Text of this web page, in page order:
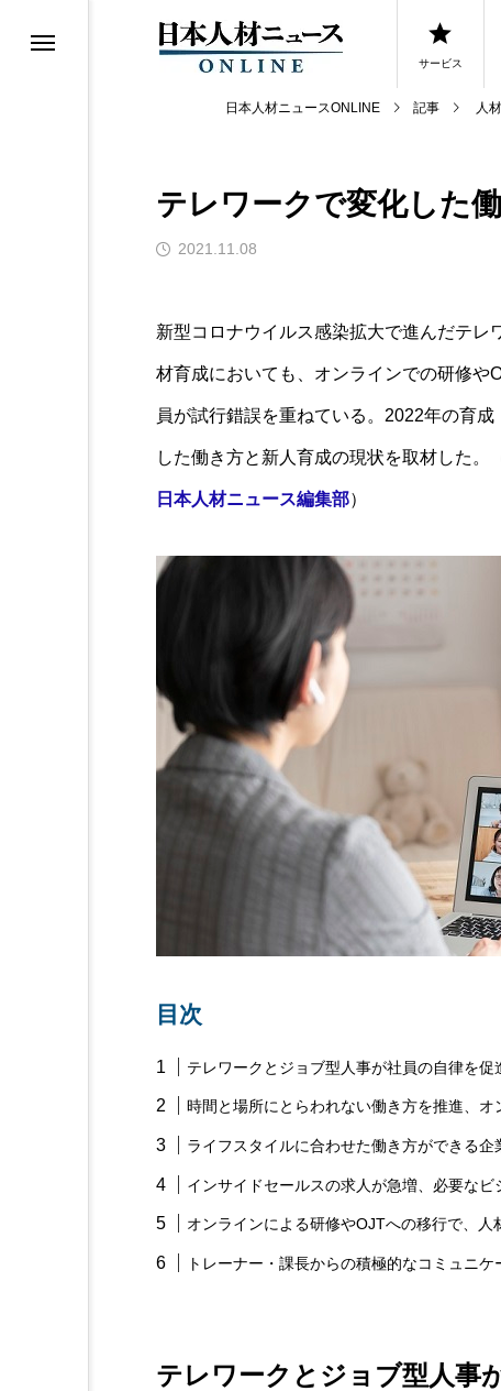
サービス
日本人材ニュースONLINE 記事 人
テレワークで変化した
2021.11.08
新型コロナウイルス感染拡大で進んだテレ
材育成においても、オンラインでの研修や
員が試行錯誤を重ねている。2022年の育
した働き方と新人育成の現状を取材した。
日本人材ニュース編集部）
目次
テレワークとジョブ型人事が社員の自律を促
時間と場所にとらわれない働き方を推進、
ライフスタイルに合わせた働き方ができる企
インサイドセールスの求人が急増、必要なビ
オンラインによる研修やOJTへの移行で、人
トレーナー・課長からの積極的なコミュニ
テレワークとジョブ型人事